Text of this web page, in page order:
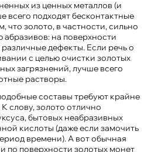
из ценных металлов (и
всего подходят бесконтактные
что золото, в частности, сильно
на поверхности
дефекты. Если речь о
с целью очистки золотых
загрязнений, лучше всего
растворы.
составы требуют крайне
слову, золото отлично
бытовых неабразивных
кислоты (даже если замочить
времени). А вот обычная
по поверхности золотых монет